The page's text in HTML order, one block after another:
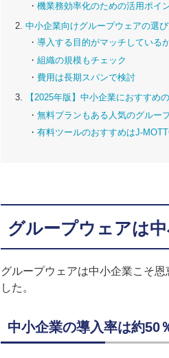
機業務効率化のための活用ポイ
中小企業向けグループウェアの選
導入する目的がマッチしている
組織の規模もチェック
費用は長期スパンで検討
【2025年版】中小企業におすすめ
無料プランもある人気のグルー
有料ツールのおすすめはJ-
グループウェアは
グループウェアは中小企業こそ
した。
中小企業の導入率は約50